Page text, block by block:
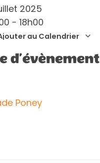
2025
- 18h00
au Calendrier
ICS
d’évènement
Poney